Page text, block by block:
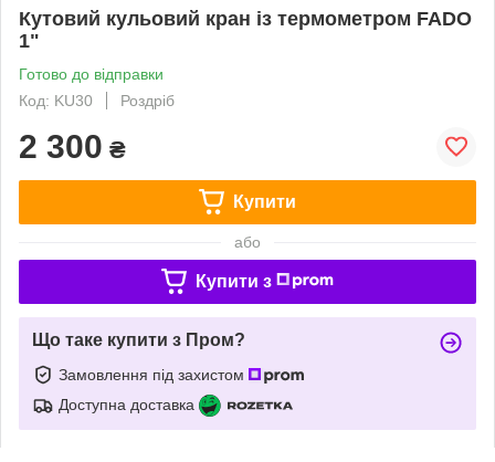
Кутовий кульовий кран із термометром FADO
1"
Готово до відправки
Код: KU30
Роздріб
2 300 ₴
Купити
або
Купити з
Що таке купити з Пром?
Замовлення під захистом
Доступна доставка